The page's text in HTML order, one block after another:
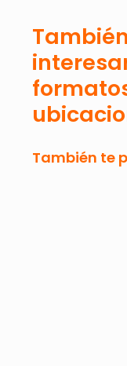
También te